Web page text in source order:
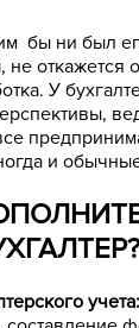
бы ни был
откажется
У
и
учета: